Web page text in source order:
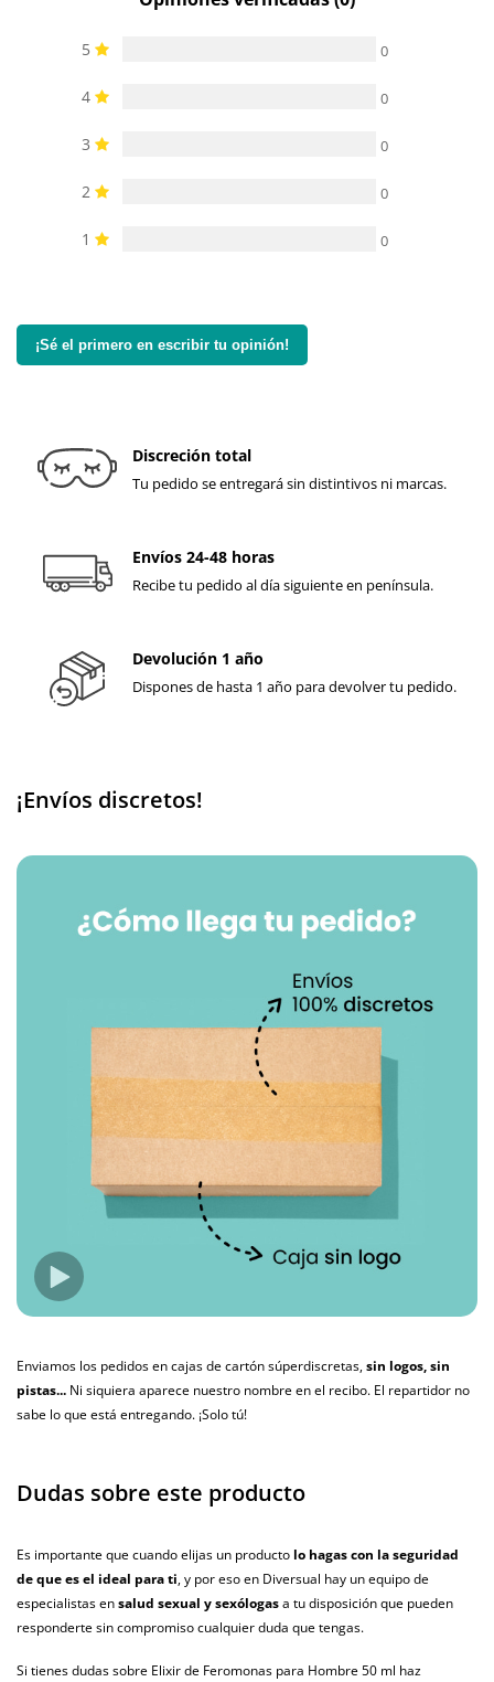
5 0
4 0
3 0
2 0
1 0
¡Sé el primero en escribir tu opinión!
Discreción total
Tu pedido se entregará sin distintivos ni marcas.
Envíos 24-48 horas
Recibe tu pedido al día siguiente en península.
Devolución 1 año
Dispones de hasta 1 año para devolver tu pedido.
¡Envíos discretos!
Enviamos los pedidos en cajas de cartón súperdiscretas,sin logos, sin
pistas... Ni siquiera aparece nuestro nombre en el recibo. El repartidor no
sabe lo que está entregando. ¡Solo tú!
Dudas sobre este producto
Es importante que cuando elijas un producto lo hagas con la seguridad
de que es el ideal para ti, y por eso en Diversual hay un equipo de
especialistas ensalud sexual y sexólogasa tu disposición que pueden
responderte sin compromiso cualquier duda que tengas.
Si tienes dudas sobre Elixir de Feromonas para Hombre 50 ml haz